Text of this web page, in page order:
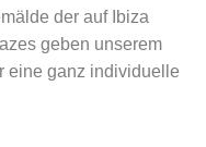
der auf Ibiza
geben unserem
eine ganz individuelle